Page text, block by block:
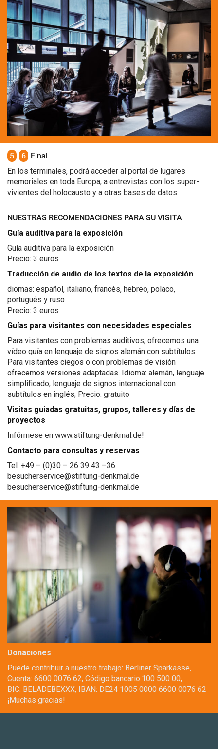
5 6
Final
En los terminales, podrá acceder al portal de lugares
memoriales en toda Europa, a entrevistas con los super-
vivientes del holocausto y a otras bases de datos.
NUESTRAS RECOMENDACIONES PARA SU VISITA
Guía auditiva para la exposición
Guía auditiva para la exposición
Precio: 3 euros
Traducción de audio de los textos de la exposición
diomas: español, italiano, francés, hebreo, polaco,
portugués y ruso
Precio: 3 euros
Guías para visitantes con necesidades especiales
Para visitantes con problemas auditivos, ofrecemos una
vídeo guía en lenguaje de signos alemán con subtítulos.
Para visitantes ciegos o con problemas de visión
ofrecemos versiones adaptadas. Idioma: alemán, lenguaje
simplificado, lenguaje de signos internacional con
subtítulos en inglés; Precio: gratuito
Visitas guiadas gratuitas, grupos, talleres y días de
proyectos
Infórmese en www.stiftung-denkmal.de!
Contacto para consultas y reservas
Tel. +49 – (0)30 – 26 39 43 –36
besucherservice@stiftung-denkmal.de
besucherservice@stiftung-denkmal.de
Donaciones
Puede contribuir a nuestro trabajo: Berliner Sparkasse,
Cuenta: 6600 0076 62, Código bancario:100 500 00,
BIC: BELADEBEXXX, IBAN: DE24 1005 0000 6600 0076 62
¡Muchas gracias!